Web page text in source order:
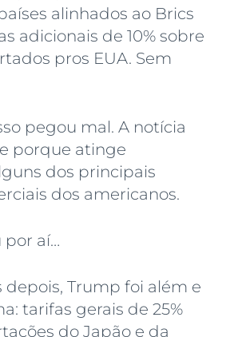
alinhados ao Brics
adicionais de 10% sobre
pros EUA. Sem
pegou mal. A notícia
porque atinge
dos principais
dos americanos.
por aí…
depois, Trump foi além e
tarifas gerais de 25%
do Japão e da